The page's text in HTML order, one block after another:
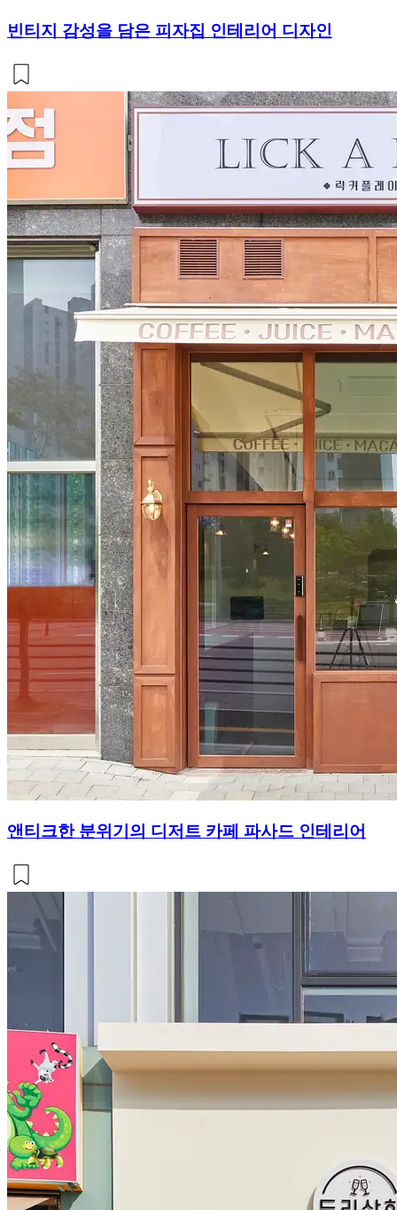
빈티지 감성을 담은 피자집 인테리어 디자인
앤티크한 분위기의 디저트 카페 파사드 인테리어